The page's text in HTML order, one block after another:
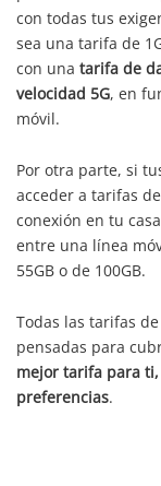
con todas tus
sea una tarifa de
con una tarifa de
velocidad 5G, en
móvil.
Por otra parte, si
acceder a tarifas
conexión en tu
entre una línea
55GB o de 100GB.
Todas las tarifas
pensadas para
mejor tarifa para
preferencias.